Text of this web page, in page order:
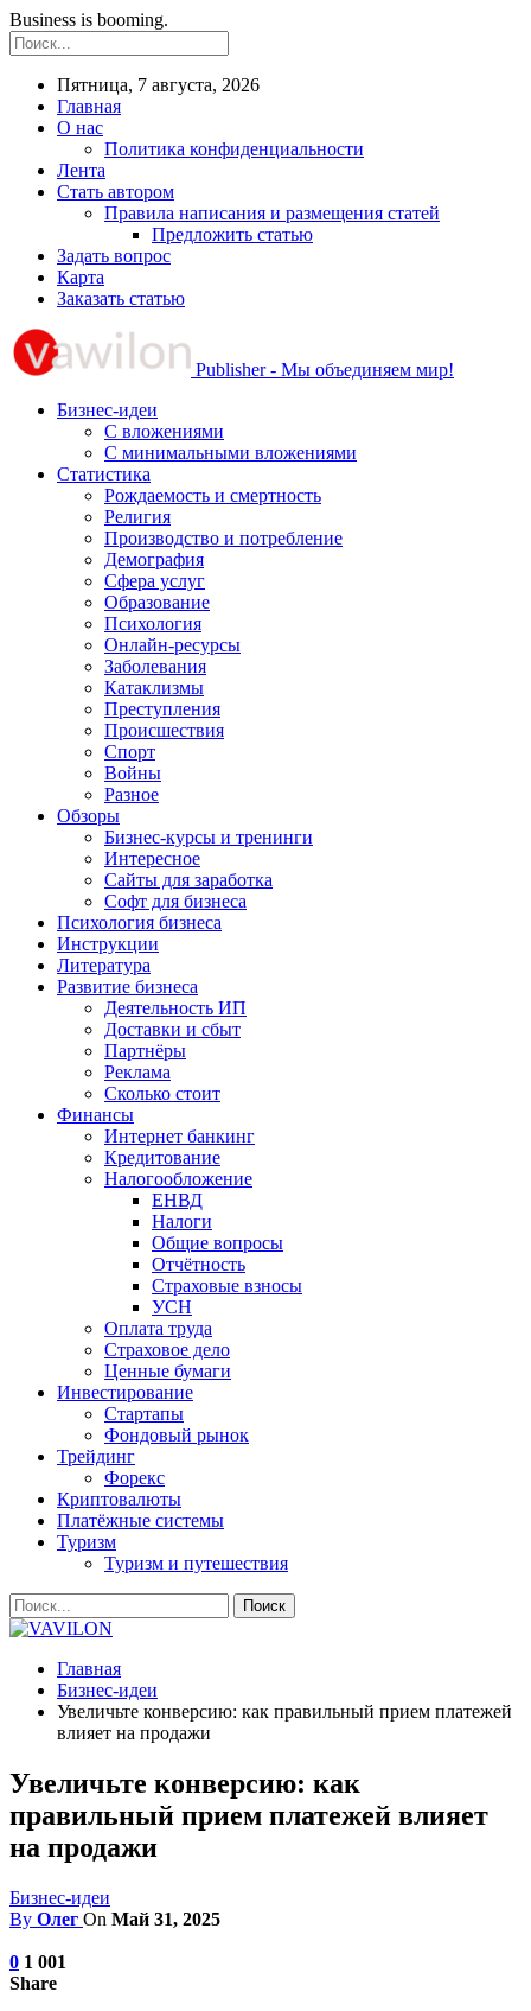
Business is booming.
Пятница, 7 августа, 2026
Главная
О нас
Политика конфиденциальности
Лента
Стать автором
Правила написания и размещения статей
Предложить статью
Задать вопрос
Карта
Заказать статью
Publisher - Мы объединяем мир!
Бизнес-идеи
С вложениями
С минимальными вложениями
Статистика
Рождаемость и смертность
Религия
Производство и потребление
Демография
Сфера услуг
Образование
Психология
Онлайн-ресурсы
Заболевания
Катаклизмы
Преступления
Происшествия
Спорт
Войны
Разное
Обзоры
Бизнес-курсы и тренинги
Интересное
Сайты для заработка
Софт для бизнеса
Психология бизнеса
Инструкции
Литература
Развитие бизнеса
Деятельность ИП
Доставки и сбыт
Партнёры
Реклама
Сколько стоит
Финансы
Интернет банкинг
Кредитование
Налогообложение
ЕНВД
Налоги
Общие вопросы
Отчётность
Страховые взносы
УСН
Оплата труда
Страховое дело
Ценные бумаги
Инвестирование
Стартапы
Фондовый рынок
Трейдинг
Форекс
Криптовалюты
Платёжные системы
Туризм
Туризм и путешествия
Главная
Бизнес-идеи
Увеличьте конверсию: как правильный прием платежей
влияет на продажи
Увеличьте конверсию: как
правильный прием платежей влияет
на продажи
Бизнес-идеи
By Олег On Май 31, 2025
0 1 001
Share